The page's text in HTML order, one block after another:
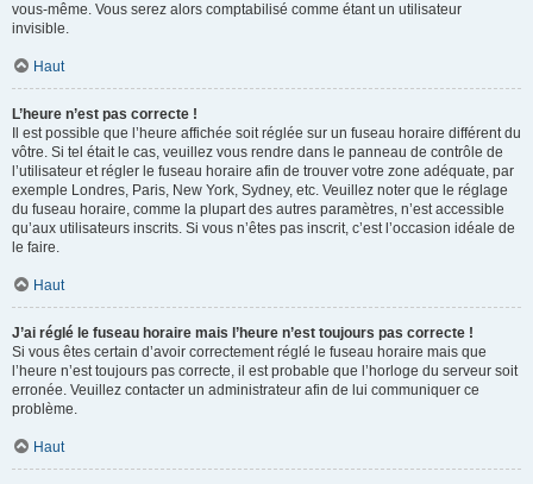
vous-même. Vous serez alors comptabilisé comme étant un utilisateur
invisible.
Haut
L’heure n’est pas correcte !
Il est possible que l’heure affichée soit réglée sur un fuseau horaire différent du
vôtre. Si tel était le cas, veuillez vous rendre dans le panneau de contrôle de
l’utilisateur et régler le fuseau horaire afin de trouver votre zone adéquate, par
exemple Londres, Paris, New York, Sydney, etc. Veuillez noter que le réglage
du fuseau horaire, comme la plupart des autres paramètres, n’est accessible
qu’aux utilisateurs inscrits. Si vous n’êtes pas inscrit, c’est l’occasion idéale de
le faire.
Haut
J’ai réglé le fuseau horaire mais l’heure n’est toujours pas correcte !
Si vous êtes certain d’avoir correctement réglé le fuseau horaire mais que
l’heure n’est toujours pas correcte, il est probable que l’horloge du serveur soit
erronée. Veuillez contacter un administrateur afin de lui communiquer ce
problème.
Haut